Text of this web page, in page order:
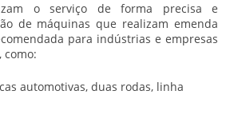
o serviço de forma precisa e
de máquinas que realizam emenda
para indústrias e empresas
como:
automotivas, duas rodas, linha